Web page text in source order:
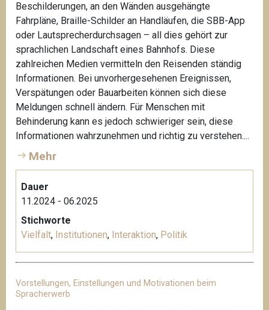
Beschilderungen, an den Wänden ausgehängte
Fahrpläne, Braille-Schilder an Handläufen, die SBB-App
oder Lautsprecherdurchsagen – all dies gehört zur
sprachlichen Landschaft eines Bahnhofs. Diese
zahlreichen Medien vermitteln den Reisenden ständig
Informationen. Bei unvorhergesehenen Ereignissen,
Verspätungen oder Bauarbeiten können sich diese
Meldungen schnell ändern. Für Menschen mit
Behinderung kann es jedoch schwieriger sein, diese
Informationen wahrzunehmen und richtig zu verstehen....
Mehr
Dauer
11.2024 - 06.2025
Stichworte
Vielfalt, Institutionen, Interaktion, Politik
Vorstellungen, Einstellungen und Motivationen beim
Spracherwerb